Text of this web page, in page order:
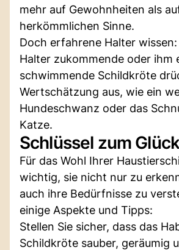
mehr auf Gewohnheiten als
herkömmlichen Sinne.
Doch erfahrene Halter
Halter zukommende oder ihm
schwimmende Schildkröte
Wertschätzung aus, wie ein
Hundeschwanz oder das
Katze.
Schlüssel zum
Für das Wohl Ihrer
wichtig, sie nicht nur zu
auch ihre Bedürfnisse zu
einige Aspekte und Tipps:
Stellen Sie sicher, dass das
Schildkröte sauber, geräumig